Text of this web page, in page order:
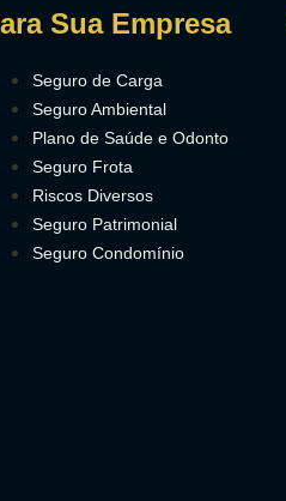
Sua Empresa
Seguro de Carga
Seguro Ambiental
Plano de Saúde e Odonto
Seguro Frota
Riscos Diversos
Seguro Patrimonial
Seguro Condomínio